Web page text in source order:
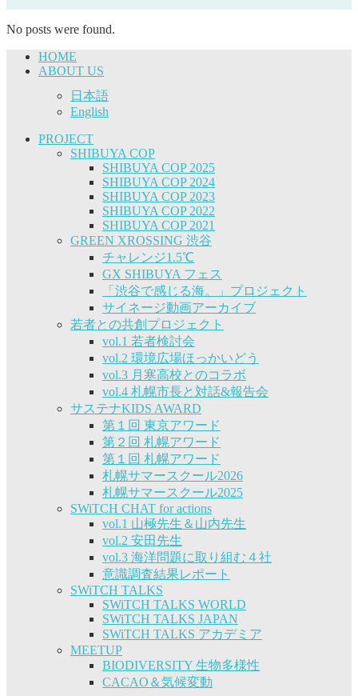
No posts were found.
HOME
ABOUT US
日本語
English
PROJECT
SHIBUYA COP
SHIBUYA COP 2025
SHIBUYA COP 2024
SHIBUYA COP 2023
SHIBUYA COP 2022
SHIBUYA COP 2021
GREEN XROSSING 渋谷
チャレンジ1.5℃
GX SHIBUYA フェス
「渋谷で感じる海。」プロジェクト
サイネージ動画アーカイブ
若者との共創プロジェクト
vol.1 若者検討会
vol.2 環境広場ほっかいどう
vol.3 月寒高校とのコラボ
vol.4 札幌市長と対話&報告会
サステナKIDS AWARD
第１回 東京アワード
第２回 札幌アワード
第１回 札幌アワード
札幌サマースクール2026
札幌サマースクール2025
SWiTCH CHAT for actions
vol.1 山極先生＆山内先生
vol.2 安田先生
vol.3 海洋問題に取り組む４社
意識調査結果レポート
SWiTCH TALKS
SWiTCH TALKS WORLD
SWiTCH TALKS JAPAN
SWiTCH TALKS アカデミア
MEETUP
BIODIVERSITY 生物多様性
CACAO＆気候変動